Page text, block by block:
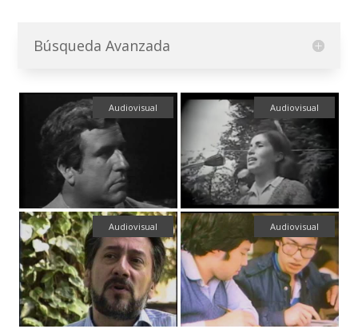
Búsqueda Avanzada
Audiovisual Audiovisual
Audiovisual Audiovisual